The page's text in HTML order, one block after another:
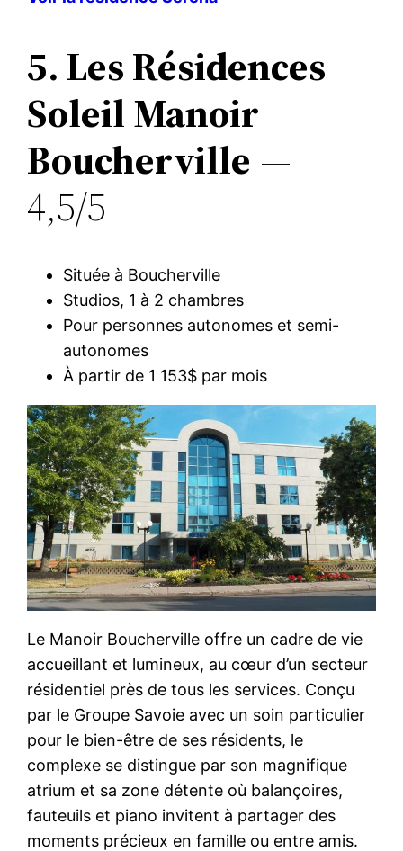
5. Les Résidences
Soleil Manoir
Boucherville —
4,5/5
Située à Boucherville
Studios, 1 à 2 chambres
Pour personnes autonomes et semi-
autonomes
À partir de 1 153$ par mois
Le Manoir Boucherville offre un cadre de vie
accueillant et lumineux, au cœur d’un secteur
résidentiel près de tous les services. Conçu
par le Groupe Savoie avec un soin particulier
pour le bien-être de ses résidents, le
complexe se distingue par son magnifique
atrium et sa zone détente où balançoires,
fauteuils et piano invitent à partager des
moments précieux en famille ou entre amis.